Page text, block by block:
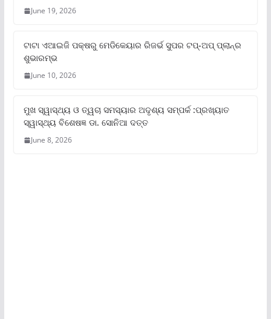
June 19, 2026
ଟାଟା ଏଆଇଜି ପକ୍ଷରୁ ମେଡିକେୟାର ରିଜର୍ଭ ସୁପର ଟପ୍‌-ଅପ୍ ପ୍ଲାନ୍‌ର
ଶୁଭାରମ୍ଭ
June 10, 2026
ମୁଖ ସ୍ୱାସ୍ଥ୍ୟ ଓ ତ୍ୱଚା ସମସ୍ୟାର ଅଦୃଶ୍ୟ ସମ୍ପର୍କ :ପ୍ରଖ୍ୟାତ
ସ୍ୱାସ୍ଥ୍ୟ ବିଶେଷଜ୍ଞ ଡା. ସୋନିଆ ଦତ୍ତ
June 8, 2026